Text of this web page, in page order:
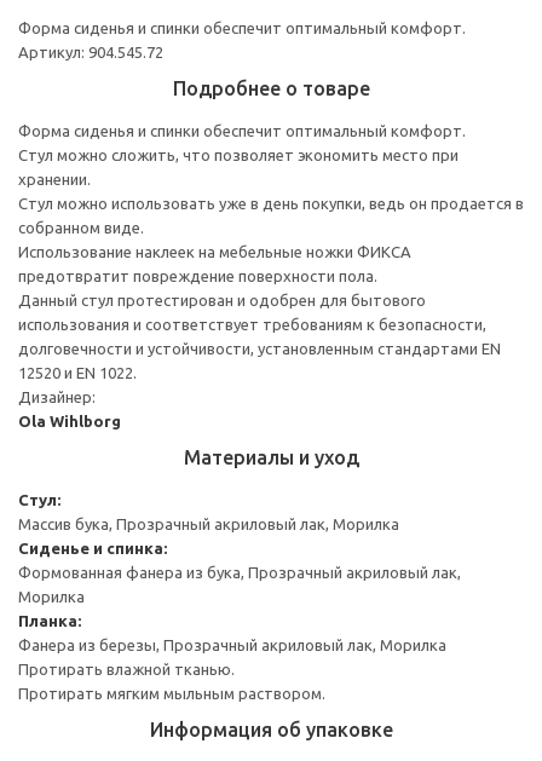
Форма сиденья и спинки обеспечит оптимальный комфорт.
Артикул: 904.545.72
Подробнее о товаре
Форма сиденья и спинки обеспечит оптимальный комфорт.
Стул можно сложить, что позволяет экономить место при
хранении.
Стул можно использовать уже в день покупки, ведь он продается в
собранном виде.
Использование наклеек на мебельные ножки ФИКСА
предотвратит повреждение поверхности пола.
Данный стул протестирован и одобрен для бытового
использования и соответствует требованиям к безопасности,
долговечности и устойчивости, установленным стандартами EN
12520 и EN 1022.
Дизайнер:
Ola Wihlborg
Материалы и уход
Стул:
Массив бука, Прозрачный акриловый лак, Морилка
Сиденье и спинка:
Формованная фанера из бука, Прозрачный акриловый лак,
Морилка
Планка:
Фанера из березы, Прозрачный акриловый лак, Морилка
Протирать влажной тканью.
Протирать мягким мыльным раствором.
Информация об упаковке